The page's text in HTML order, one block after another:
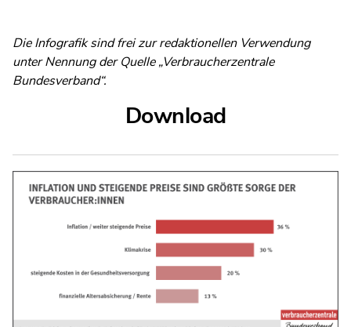
Die Infografik sind frei zur redaktionellen Verwendung
unter Nennung der Quelle „Verbraucherzentrale
Bundesverband“.
Download